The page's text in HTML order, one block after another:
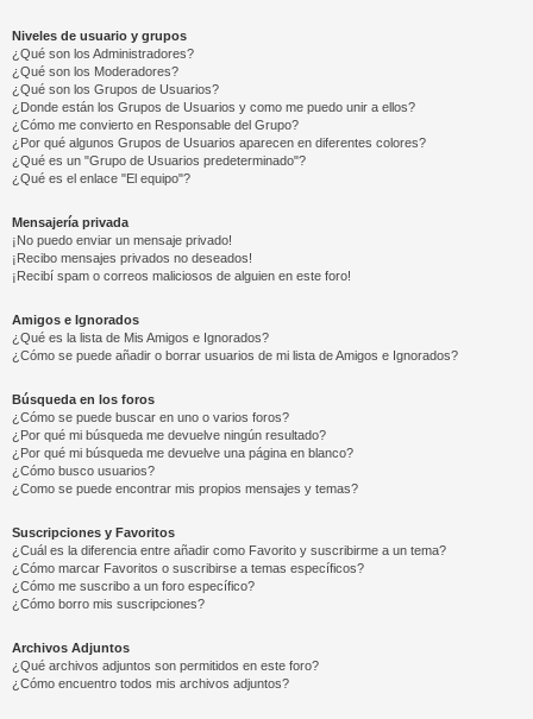
Niveles de usuario y grupos
¿Qué son los Administradores?
¿Qué son los Moderadores?
¿Qué son los Grupos de Usuarios?
¿Donde están los Grupos de Usuarios y como me puedo unir a ellos?
¿Cómo me convierto en Responsable del Grupo?
¿Por qué algunos Grupos de Usuarios aparecen en diferentes colores?
¿Qué es un "Grupo de Usuarios predeterminado"?
¿Qué es el enlace "El equipo"?
Mensajería privada
¡No puedo enviar un mensaje privado!
¡Recibo mensajes privados no deseados!
¡Recibí spam o correos maliciosos de alguien en este foro!
Amigos e Ignorados
¿Qué es la lista de Mis Amigos e Ignorados?
¿Cómo se puede añadir o borrar usuarios de mi lista de Amigos e Ignorados?
Búsqueda en los foros
¿Cómo se puede buscar en uno o varios foros?
¿Por qué mi búsqueda me devuelve ningún resultado?
¿Por qué mi búsqueda me devuelve una página en blanco?
¿Cómo busco usuarios?
¿Como se puede encontrar mis propios mensajes y temas?
Suscripciones y Favoritos
¿Cuál es la diferencia entre añadir como Favorito y suscribirme a un tema?
¿Cómo marcar Favoritos o suscribirse a temas específicos?
¿Cómo me suscribo a un foro específico?
¿Cómo borro mis suscripciones?
Archivos Adjuntos
¿Qué archivos adjuntos son permitidos en este foro?
¿Cómo encuentro todos mis archivos adjuntos?